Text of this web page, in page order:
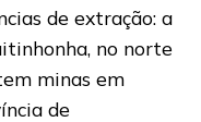
de extração: a
no norte
minas em
de